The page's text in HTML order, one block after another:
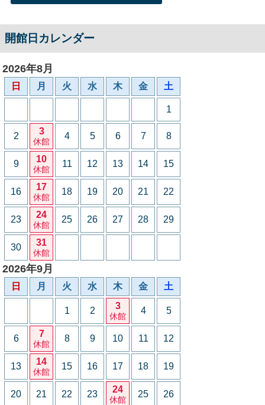
開館日カレンダー
2026年8月
日 月 火 水 木 金 土
1
2 3
休館
4 5 6 7 8
9 10
休館
11 12 13 14 15
16 17
休館
18 19 20 21 22
23 24
休館
25 26 27 28 29
30 31
休館
2026年9月
日 月 火 水 木 金 土
1 2 3
休館
4 5
6 7
休館
8 9 10 11 12
13 14
休館
15 16 17 18 19
20 21 22 23 24
休館
25 26